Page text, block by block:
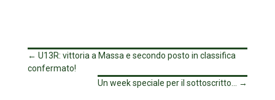
← U13R: vittoria a Massa e secondo posto in classifica
confermato!
Un week speciale per il sottoscritto...
→